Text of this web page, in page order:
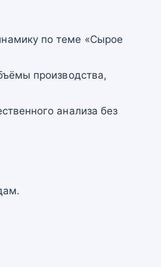
по теме «Сырое
производства,
анализа без